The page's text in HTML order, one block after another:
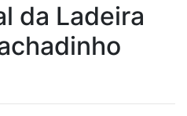
da Ladeira